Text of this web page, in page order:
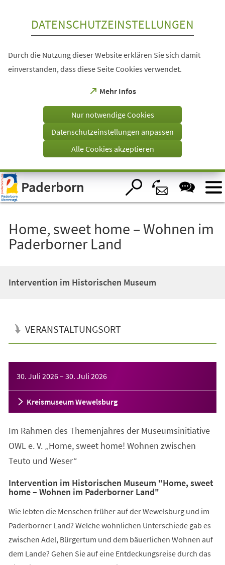
Visuelle
Assistenzsoftware
öffnen.
DATENSCHUTZEINSTELLUNGEN
Durch die Nutzung dieser Website erklären Sie sich damit
einverstanden, dass diese Seite Cookies verwendet.
Mehr Infos
(Öffnet
einem
Tab)
Nur notwendige Cookies
Datenschutzeinstellungen anpassen
Alle Cookies akzeptieren
Paderborn
Home, sweet home – Wohnen im
Paderborner Land
Intervention im Historischen Museum
VERANSTALTUNGSORT
30. Juli 2026– 30. Juli 2026
Kreismuseum Wewelsburg
Im Rahmen des Themenjahres der Museumsinitiative
OWL e. V. „Home, sweet home! Wohnen zwischen
Teuto und Weser“
Intervention im Historischen Museum "Home, sweet
home – Wohnen im Paderborner Land"
Wie lebten die Menschen früher auf der Wewelsburg und im
Paderborner Land? Welche wohnlichen Unterschiede gab es
zwischen Adel, Bürgertum und dem bäuerlichen Wohnen auf
dem Lande? Gehen Sie auf eine Entdeckungsreise durch das